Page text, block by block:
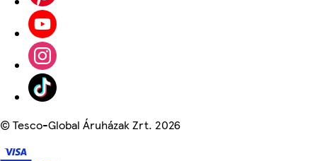
©Tesco-Global Áruházak Zrt. 2026